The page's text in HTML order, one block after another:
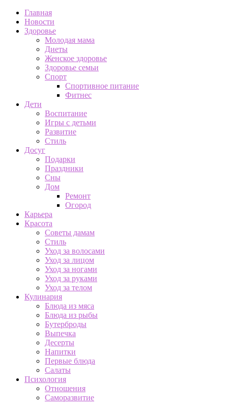
Главная
Новости
Здоровье
Молодая мама
Диеты
Женское здоровье
Здоровье семьи
Спорт
Спортивное питание
Фитнес
Дети
Воспитание
Игры с детьми
Развитие
Стиль
Досуг
Подарки
Праздники
Сны
Дом
Ремонт
Огород
Карьера
Красота
Советы дамам
Стиль
Уход за волосами
Уход за лицом
Уход за ногами
Уход за руками
Уход за телом
Кулинария
Блюда из мяса
Блюда из рыбы
Бутерброды
Выпечка
Десерты
Напитки
Первые блюда
Салаты
Психология
Отношения
Саморазвитие